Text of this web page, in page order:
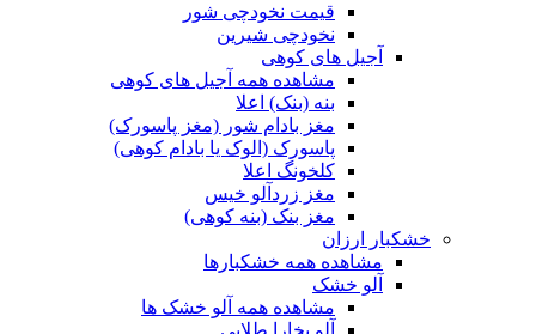
قیمت نخودچی شور
نخودچی شیرین
آجیل های کوهی
مشاهده همه آجیل های کوهی
بنه (بنک) اعلا
مغز بادام شور (مغز پاسورک)
پاسورک (الوک یا بادام کوهی)
کلخونگ اعلا
مغز زردآلو خیس
مغز بنک (بنه کوهی)
خشکبار ارزان
مشاهده همه خشکبارها
آلو خشک
مشاهده همه آلو خشک ها
آلو بخارا طلایی